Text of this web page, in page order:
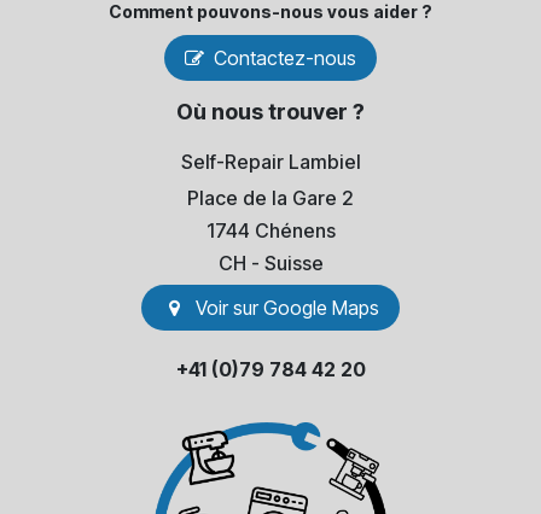
Comment pouvons-​nous vous aider ?
Contactez-nous
Où nous trouver ?
Self-Repair Lambiel
Place de la Gare 2
1744 Chénens
​CH - Suisse
Voir sur Go​​ogle Maps
+41 (0)79 784 42 20